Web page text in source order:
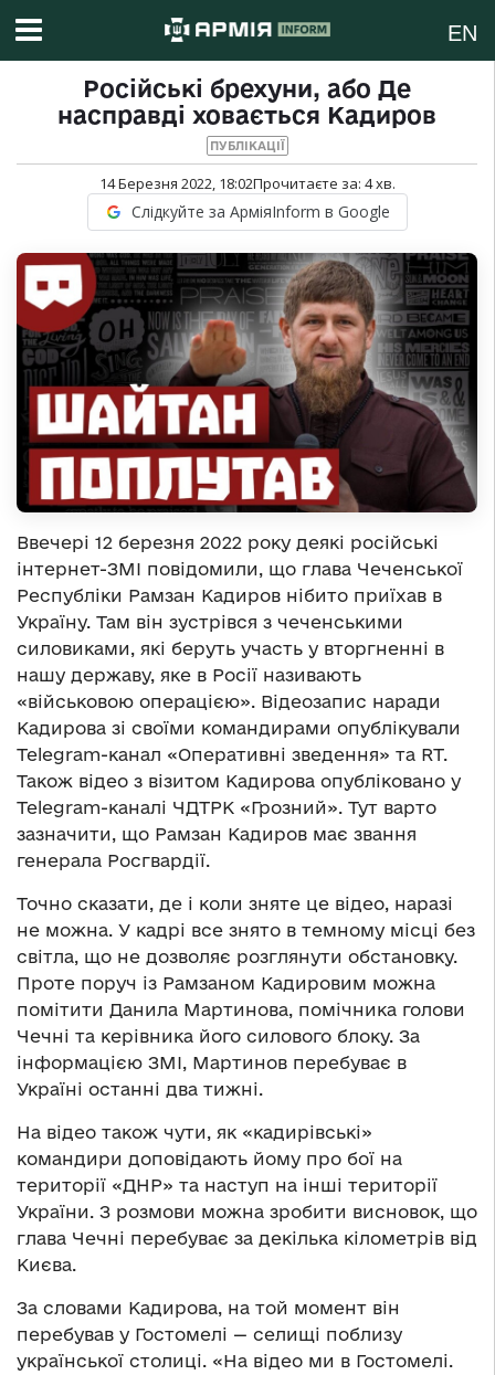
EN
Російські брехуни, або Де
насправді ховається Кадиров
ПУБЛІКАЦІЇ
14 Березня 2022, 18:02Прочитаєте за: 4хв.
Слідкуйте за АрміяInform в Google
Ввечері 12 березня 2022 року деякі російські
інтернет-ЗМІ повідомили, що глава Чеченської
Республіки Рамзан Кадиров нібито приїхав в
Україну. Там він зустрівся з чеченськими
силовиками, які беруть участь у вторгненні в
нашу державу, яке в Росії називають
«військовою операцією». Відеозапис наради
Кадирова зі своїми командирами опублікували
Telegram-канал «Оперативні зведення» та RT.
Також відео з візитом Кадирова опубліковано у
Telegram-каналі ЧДТРК «Грозний». Тут варто
зазначити, що Рамзан Кадиров має звання
генерала Росгвардії.
Точно сказати, де і коли зняте це відео, наразі
не можна. У кадрі все знято в темному місці без
світла, що не дозволяє розглянути обстановку.
Проте поруч із Рамзаном Кадировим можна
помітити Данила Мартинова, помічника голови
Чечні та керівника його силового блоку. За
інформацією ЗМІ, Мартинов перебуває в
Україні останні два тижні.
На відео також чути, як «кадирівські»
командири доповідають йому про бої на
території «ДНР» та наступ на інші території
України. З розмови можна зробити висновок, що
глава Чечні перебуває за декілька кілометрів від
Києва.
За словами Кадирова, на той момент він
перебував у Гостомелі — селищі поблизу
української столиці. «На відео ми в Гостомелі.